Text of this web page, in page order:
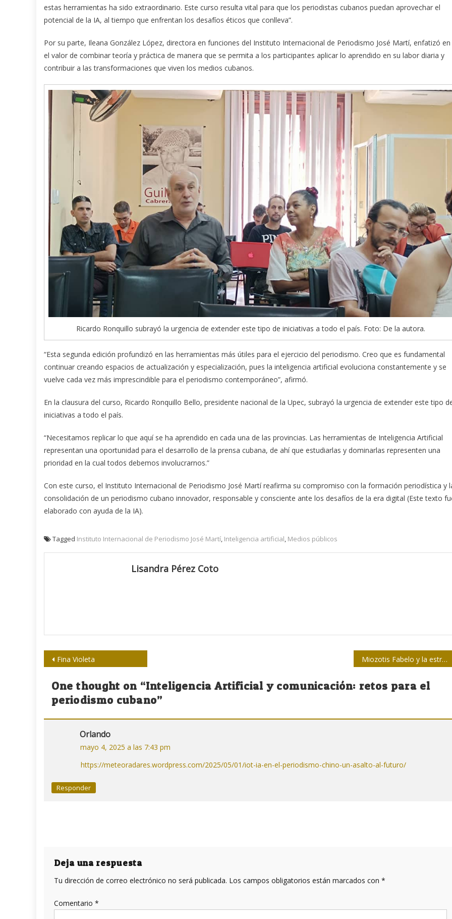
estas herramientas ha sido extraordinario. Este curso resulta vital para que los periodistas cubanos puedan aprovechar el
potencial de la IA, al tiempo que enfrentan los desafíos éticos que conlleva”.
Por su parte, Ileana González López, directora en funciones del Instituto Internacional de Periodismo José Martí, enfatizó en
el valor de combinar teoría y práctica de manera que se permita a los participantes aplicar lo aprendido en su labor diaria y
contribuir a las transformaciones que viven los medios cubanos.
Ricardo Ronquillo subrayó la urgencia de extender este tipo de iniciativas a todo el país. Foto: De la autora.
“Esta segunda edición profundizó en las herramientas más útiles para el ejercicio del periodismo. Creo que es fundamental
continuar creando espacios de actualización y especialización, pues la inteligencia artificial evoluciona constantemente y se
vuelve cada vez más imprescindible para el periodismo contemporáneo”, afirmó.
En la clausura del curso, Ricardo Ronquillo Bello, presidente nacional de la Upec, subrayó la urgencia de extender este tipo
iniciativas a todo el país.
“Necesitamos replicar lo que aquí se ha aprendido en cada una de las provincias. Las herramientas de Inteligencia Artificial
representan una oportunidad para el desarrollo de la prensa cubana, de ahí que estudiarlas y dominarlas representen una
prioridad en la cual todos debemos involucrarnos.”
Con este curso, el Instituto Internacional de Periodismo José Martí reafirma su compromiso con la formación periodística y
consolidación de un periodismo cubano innovador, responsable y consciente ante los desafíos de la era digital (Este texto
elaborado con ayuda de la IA).
Tagged Instituto Internacional de Periodismo José Martí, Inteligencia artificial, Medios públicos
Lisandra Pérez Coto
Navegación
de
entradas
Fina Violeta Miozotis Fabelo y la estrella redundante
One thought on “Inteligencia Artificial y comunicación: retos para el
periodismo cubano”
Orlando
mayo 4, 2025 a las 7:43 pm
https://meteoradares.wordpress.com/2025/05/01/iot-ia-en-el-periodismo-chino-un-asalto-al-futuro/
Responder
Deja una respuesta
Tu dirección de correo electrónico no será publicada. Los campos obligatorios están marcados con *
Comentario *